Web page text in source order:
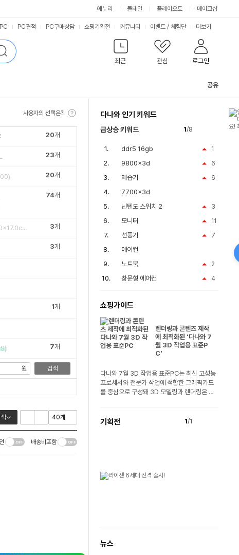
에누리 몰테일 플레이오토 메이크샵
최근 관심 로그인
PC견적 PC구매상담 쇼핑기획전 커뮤니티 이벤트 / 체험단 더보기
공유
사용자의 선택은?!
20개
23개
20개
74개
M-iTX (17.0x17.0cm) 3개
3개
1개
7개
원 검색
배송비포함
다나와 인기 키워드
급상승 키워드 1/8
1
ddr5 16gb
6
9800x3d
6
제습기
7700x3d
3
닌텐도 스위치 2
11
모니터
7
선풍기
에어컨
2
노트북
4
창문형 에어컨
쇼핑가이드
렌더링과 콘텐츠 제작
에 최적화된 '다나와 7
월 3D 작업용 표준P
C'
다나와 7월 3D 작업용 표준PC는 최신 고성능
프로세서와 전문가 작업에 적합한 그래픽카드
를 중심으로 구성돼 3D 모델링과 렌더링은 물
기획전 1/1
뉴스